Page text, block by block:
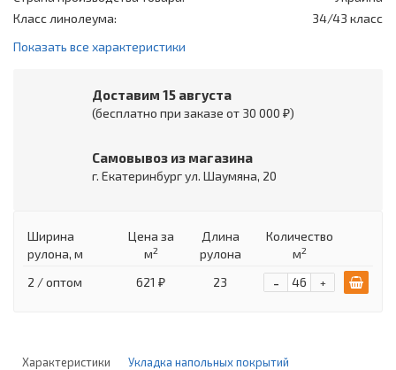
Класс линолеума:
34/43 класс
Показать все характеристики
Доставим 15 августа
(бесплатно при заказе от 30 000 ₽)
Самовывоз из магазина
г. Екатеринбург ул. Шаумяна, 20
Ширина
рулона, м
Цена за
м2
Длина
рулона
Количество
м2
2 / оптом 621 ₽ 23 +
-
Характеристики Укладка напольных покрытий